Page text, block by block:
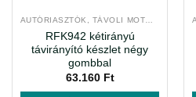
RFK942 kétirányú
távirányító készlet négy
gombbal
63.160 Ft